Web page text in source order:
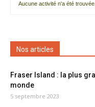
Aucune activité n'a été
Nos articles
Fraser Island : la plus
monde
5 septembre 2023